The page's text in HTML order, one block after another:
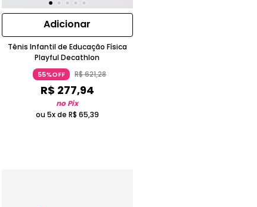
Adicionar
Tênis Infantil de Educação Física
Playful Decathlon
55%OFF R$621,28
R$ 277,94
no Pix
ou 5x de R$ 65,39